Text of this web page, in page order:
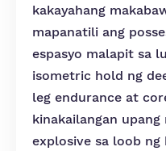
kakayahang
mapanatili ang
espasyo malapit sa
isometric hold ng
leg endurance at
kinakailangan
explosive sa loob